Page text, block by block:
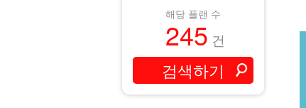
해당 플랜 수
245 건